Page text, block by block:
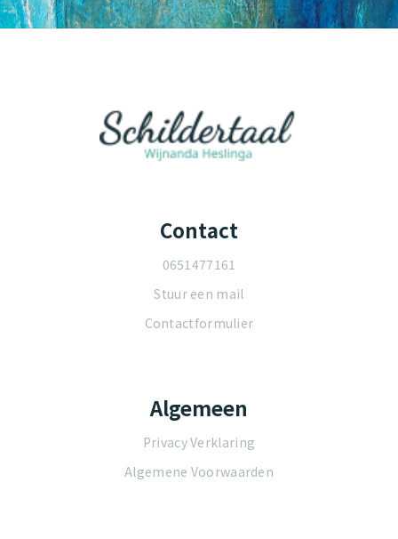
Contact
0651477161
Stuur een mail
Contactformulier
Algemeen
Privacy Verklaring
Algemene Voorwaarden